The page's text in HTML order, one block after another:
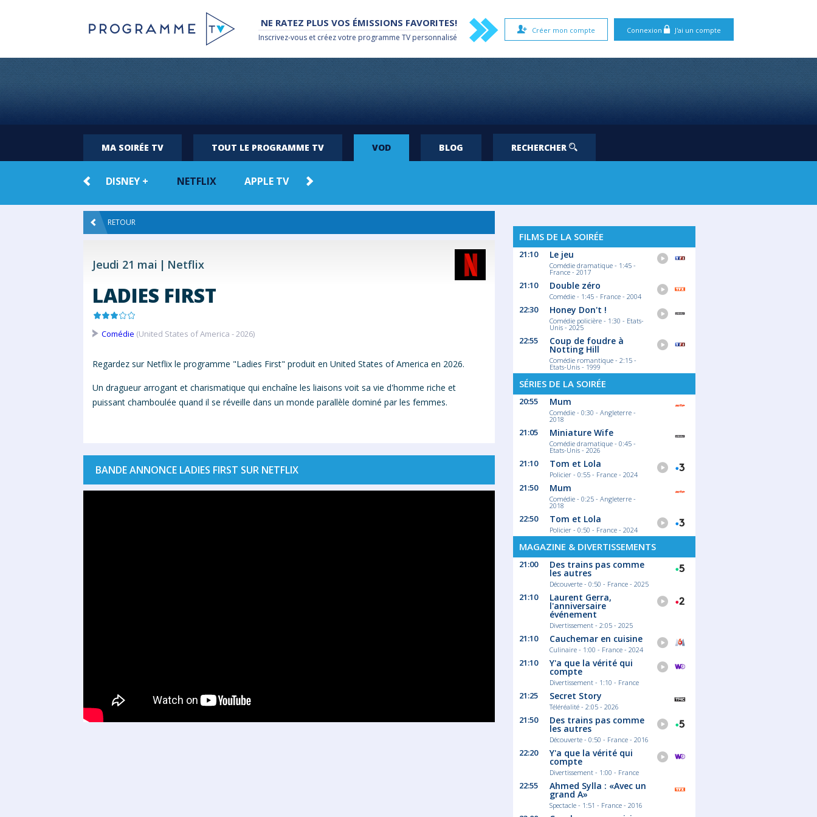
Connexion J'ai un compte
Créer mon compte
NE RATEZ PLUS VOS ÉMISSIONS FAVORITES!
Inscrivez-vous et créez votre programme TV personnalisé
MA SOIRÉE TV TOUT LE PROGRAMME TV VOD BLOG RECHERCHER
DISNEY + NETFLIX APPLE TV
RETOUR
Jeudi 21 mai Netflix
LADIES FIRST
Comédie (United States of America - 2026)
Regardez sur Netflix le programme "Ladies First" produit en United States of America en 2026.
Un dragueur arrogant et charismatique qui enchaîne les liaisons voit sa vie d'homme riche et
puissant chamboulée quand il se réveille dans un monde parallèle dominé par les femmes.
BANDE ANNONCE LADIES FIRST SUR NETFLIX
FILMS DE LA SOIRÉE
21:10 Le jeu
Comédie dramatique - 1:45 -
France - 2017
21:10 Double zéro
Comédie - 1:45 - France - 2004
22:30 Honey Don't !
Comédie policière - 1:30 - Etats-
Unis - 2025
22:55 Coup de foudre à
Notting Hill
Comédie romantique - 2:15 -
Etats-Unis - 1999
SÉRIES DE LA SOIRÉE
20:55 Mum
Comédie - 0:30 - Angleterre -
2018
21:05 Miniature Wife
Comédie dramatique - 0:45 -
Etats-Unis - 2026
21:10 Tom et Lola
Policier - 0:55 - France - 2024
21:50 Mum
Comédie - 0:25 - Angleterre -
2018
22:50 Tom et Lola
Policier - 0:50 - France - 2024
MAGAZINE & DIVERTISSEMENTS
21:00 Des trains pas comme
les autres
Découverte - 0:50 - France - 2025
21:10 Laurent Gerra,
l'anniversaire
événement
Divertissement - 2:05 - 2025
21:10 Cauchemar en cuisine
Culinaire - 1:00 - France - 2024
21:10 Y'a que la vérité qui
compte
Divertissement - 1:10 - France
21:25 Secret Story
Téléréalité - 2:05 - 2026
21:50 Des trains pas comme
les autres
Découverte - 0:50 - France - 2016
22:20 Y'a que la vérité qui
compte
Divertissement - 1:00 - France
22:55 Ahmed Sylla : «Avec un
grand A»
Spectacle - 1:51 - France - 2016